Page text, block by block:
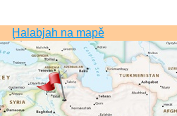
Ḩalabjah na mapě